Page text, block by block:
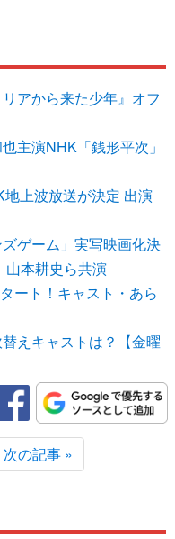
アから来た少年』オフ
主演NHK「銭形平次」
上波放送が決定 出演
ゲーム」実写映画化決
山本耕史ら共演
ート！キャスト・あら
えキャストは？【金曜
次の記事 »